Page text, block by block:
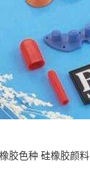
胶色种 硅橡胶颜料